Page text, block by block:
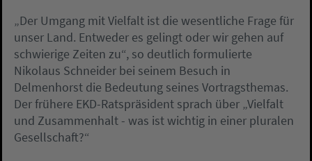
„Der Umgang mit Vielfalt ist die wesentliche Frage für
unser Land. Entweder es gelingt oder wir gehen auf
schwierige Zeiten zu“, so deutlich formulierte
Nikolaus Schneider bei seinem Besuch in
Delmenhorst die Bedeutung seines Vortragsthemas.
Der frühere EKD-Ratspräsident sprach über „Vielfalt
und Zusammenhalt - was ist wichtig in einer pluralen
Gesellschaft?“